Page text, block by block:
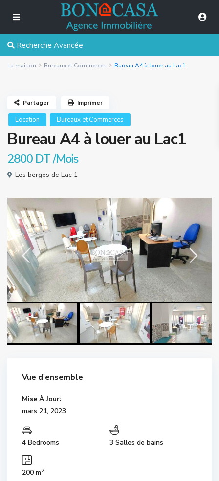
Recherche Avancée
La maison Bureaux et Commerces Bureau A4 à louer au Lac1
Location Bureaux et Commerces
Bureau A4 à louer au Lac1
2800 DT/Mois
Les berges de Lac 1
Partager Imprimer
Vue d'ensemble
Mise À Jour:
mars 21, 2023
4 Bedrooms 3 Salles de bains
200 m2